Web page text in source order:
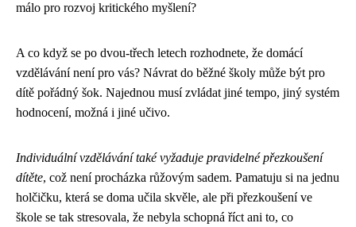
málo pro rozvoj kritického myšlení?
A co když se po dvou-třech letech rozhodnete, že domácí
vzdělávání není pro vás? Návrat do běžné školy může být pro
dítě pořádný šok. Najednou musí zvládat jiné tempo, jiný systém
hodnocení, možná i jiné učivo.
Individuální vzdělávání také vyžaduje pravidelné přezkoušení
dítěte, což není procházka růžovým sadem. Pamatuju si na jednu
holčičku, která se doma učila skvěle, ale při přezkoušení ve
škole se tak stresovala, že nebyla schopná říct ani to, co